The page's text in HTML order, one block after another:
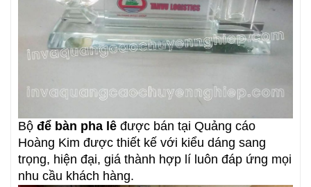
Bộ để bàn pha lê được bán tại Quảng cáo
Hoàng Kim được thiết kế với kiểu dáng sang
trọng, hiện đại, giá thành hợp lí luôn đáp ứng mọi
nhu cầu khách hàng.